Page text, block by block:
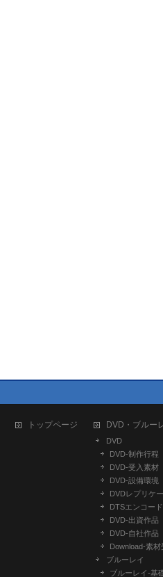
トップページ DVD・ブルー
DVD
DVD-制作行程
DVD-受入素材
DVD-設備環境
DVDレプリケ
DTSエンコード
DVD-出資作品
DVD-自社作品
​Download-素
ブルーレイ
ブルーレイ-基